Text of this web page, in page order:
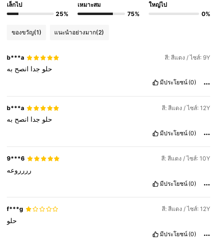
เล็กไป
25%
เหมาะสม
75%
ใหญ่ไป
0%
ของขวัญ(1) แนะนำอย่างมาก(2)
b***a สี: สีแดง / ไซส์: 9Y
حلو جدا انصح به
มีประโยชน์ (0)
b***a สี: สีแดง / ไซส์: 12Y
حلو جدا انصح به
มีประโยชน์ (0)
9***6 สี: สีแดง / ไซส์: 10Y
رررروعه
มีประโยชน์ (0)
f***g สี: สีแดง / ไซส์: 12Y
حلو
มีประโยชน์ (0)